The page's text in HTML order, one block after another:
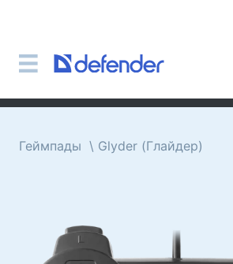
Наборы (клавиатура + мышь)
Клавиатуры
Компьютерные микрофоны
Беспроводные гарнитуры
Геймпады Glyder (Глайдер)